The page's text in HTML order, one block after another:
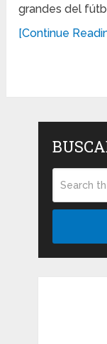
grandes del
[Continue